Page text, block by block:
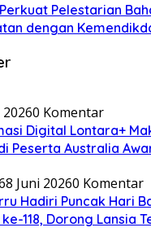
Pelestarian
dengan
0 Komentar
Digital Lontara+
Peserta Australia
8 Juni 20260 Komentar
Hadiri Puncak Hari
118, Dorong Lansia